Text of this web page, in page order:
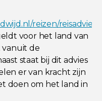
reizen/
voor het land van
vanuit de
staat bij dit advies
er van kracht zijn
doen om het land in